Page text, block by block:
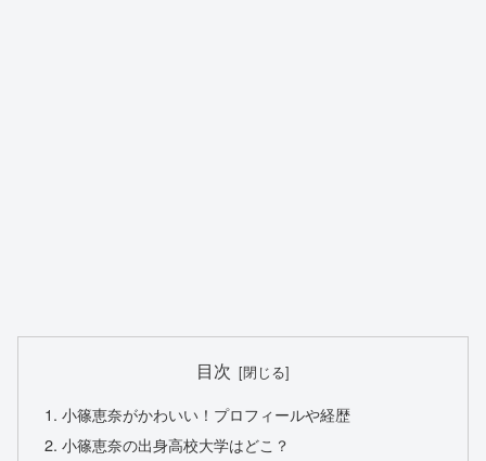
目次
小篠恵奈がかわいい！プロフィールや経歴
小篠恵奈の出身高校大学はどこ？